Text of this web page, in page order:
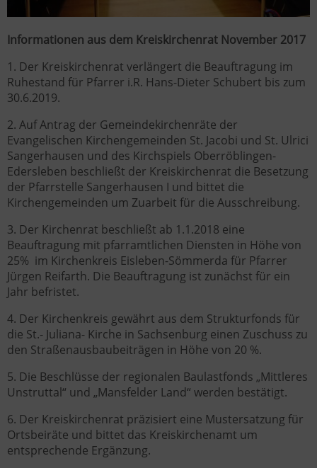
Informationen aus dem Kreiskirchenrat November 2017
1. Der Kreiskirchenrat verlängert die Beauftragung im
Ruhestand für Pfarrer i.R. Hans-Dieter Schubert bis zum
30.6.2019.
2. Auf Antrag der Gemeindekirchenräte der
Evangelischen Kirchengemeinden St. Jacobi und St. Ulrici
Sangerhausen und des Kirchspiels Oberröblingen-
Edersleben beschließt der Kreiskirchenrat die Besetzung
der Pfarrstelle Sangerhausen I und bittet die
Kirchengemeinden um Zuarbeit für die Ausschreibung.
3. Der Kirchenrat beschließt ab 1.1.2018 eine
Beauftragung mit pfarramtlichen Diensten in Höhe von
25% im Kirchenkreis Eisleben-Sömmerda für Pfarrer
Jürgen Reifarth. Die Beauftragung ist zunächst für ein
Jahr befristet.
4. Der Kirchenkreis gewährt aus dem Strukturfonds für
die St.- Juliana- Kirche in Sachsenburg einen Zuschuss zu
den Straßenausbaubeiträgen in Höhe von 20 %.
5. Die Beschlüsse der regionalen Baulastfonds „Mittleres
Unstruttal“ und „Mansfelder Land“ werden bestätigt.
6. Der Kreiskirchenrat präzisiert eine Mustersatzung für
Ortsbeiräte und bittet das Kreiskirchenamt um
entsprechende Ergänzung.